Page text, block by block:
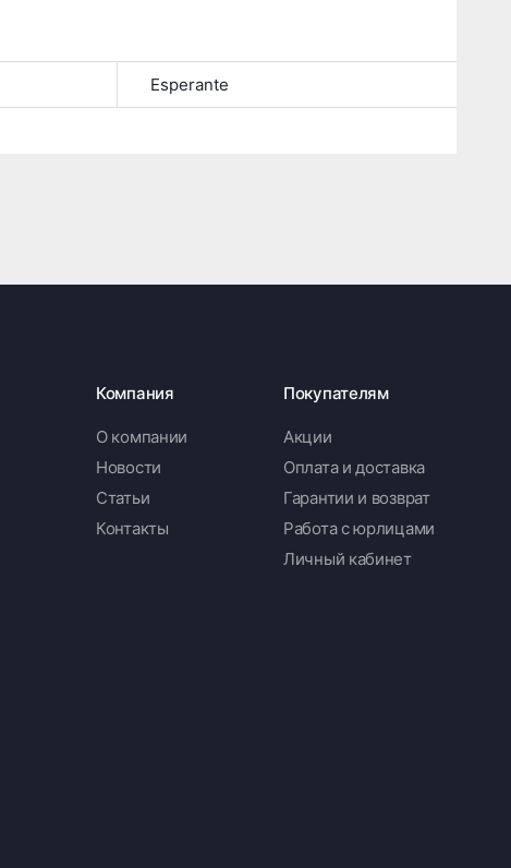
Esperante
Компания
О компании
Новости
Статьи
Контакты
Покупателям
Акции
Оплата и доставка
Гарантии и возврат
Работа с юрлицами
Личный кабинет